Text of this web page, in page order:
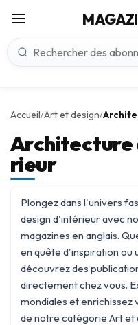
Accueil/Art et design/
Architecture
rieur
Plongez dans l'univers
design d'intérieur avec
magazines en anglais.
en quête d'inspiration ou
découvrez des
directement chez vous.
mondiales et
de notre catégorie Art et